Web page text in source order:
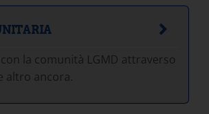
la comunità LGMD attraverso
altro ancora.